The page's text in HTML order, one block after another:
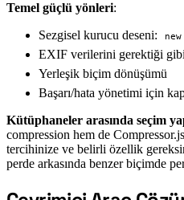
Temel güçlü yönleri:
Sezgisel kurucu deseni:
EXIF verilerini gerektiği gibi
Yerleşik biçim dönüşümü
Başarı/hata yönetimi için
Kütüphaneler arasında seçim
compression hem de
tercihinize ve belirli özellik
perde arkasında benzer biçimde